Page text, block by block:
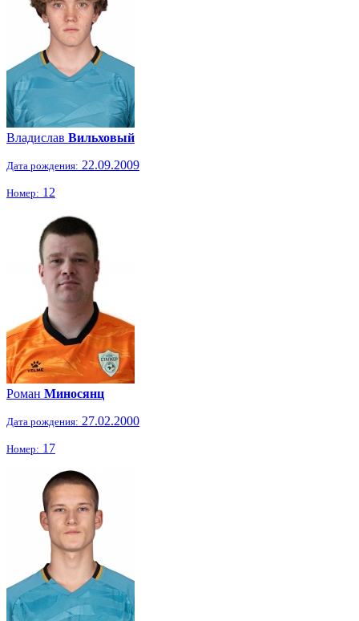
Владислав Вильховый
Дата рождения: 22.09.2009
Номер: 12
Роман Миносянц
Дата рождения: 27.02.2000
Номер: 17